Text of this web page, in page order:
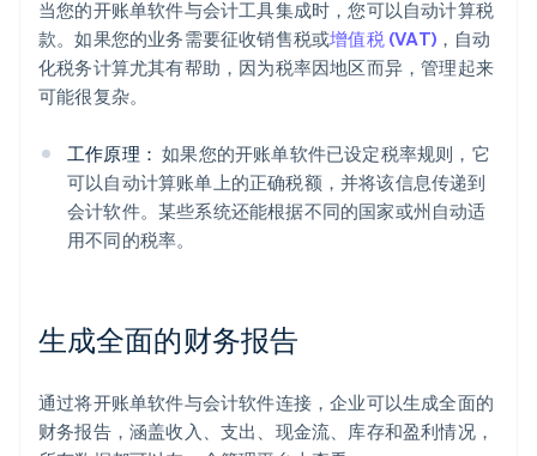
当您的开账单软件与会计工具集成时，您可以自动计算税
款。如果您的业务需要征收销售税或增值税 (VAT) ，自动
化税务计算尤其有帮助，因为税率因地区而异，管理起来
可能很复杂。
工作原理： 如果您的开账单软件已设定税率规则，它
可以自动计算账单上的正确税额，并将该信息传递到
会计软件。某些系统还能根据不同的国家或州自动适
用不同的税率。
生成全面的财务报告
通过将开账单软件与会计软件连接，企业可以生成全面的
财务报告，涵盖收入、支出、现金流、库存和盈利情况，
爱尔兰
English
English
奥地利
DeutschEnglish